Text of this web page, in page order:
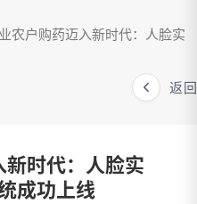
农户购药迈入新时代：人脸实
返回
时代：人脸实
成功上线